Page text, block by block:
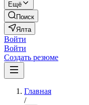
Ещё
Поиск
Ялта
Войти
Войти
Создать резюме
Главная
/